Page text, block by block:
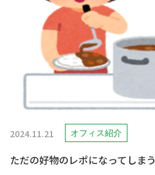
2024.11.21 オフィス紹介
ただの好物のレポになってしまう